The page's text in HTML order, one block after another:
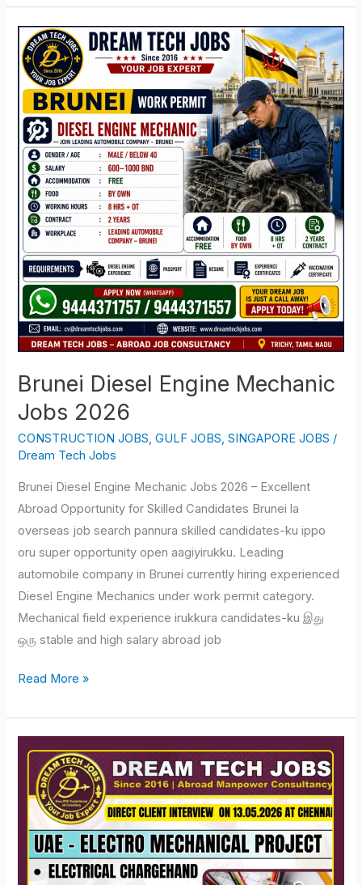
Brunei Diesel Engine Mechanic
Jobs 2026
CONSTRUCTION JOBS,GULF JOBS,SINGAPORE JOBS /
Dream Tech Jobs
Brunei Diesel Engine Mechanic Jobs 2026 – Excellent
Abroad Opportunity for Skilled Candidates Brunei la
overseas job search pannura skilled candidates-ku ippo
oru super opportunity open aagiyirukku. Leading
automobile company in Brunei currently hiring experienced
Diesel Engine Mechanics under work permit category.
Mechanical field experience irukkura candidates-ku இது
ஒரு stable and high salary abroad job
Brunei
Diesel
Engine
Mechanic
Jobs
2026
Read More »
UAE
electro
mechanical
jobs
Chennai
interview
2026